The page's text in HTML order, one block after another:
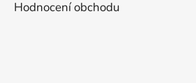
Hodnocení obchodu